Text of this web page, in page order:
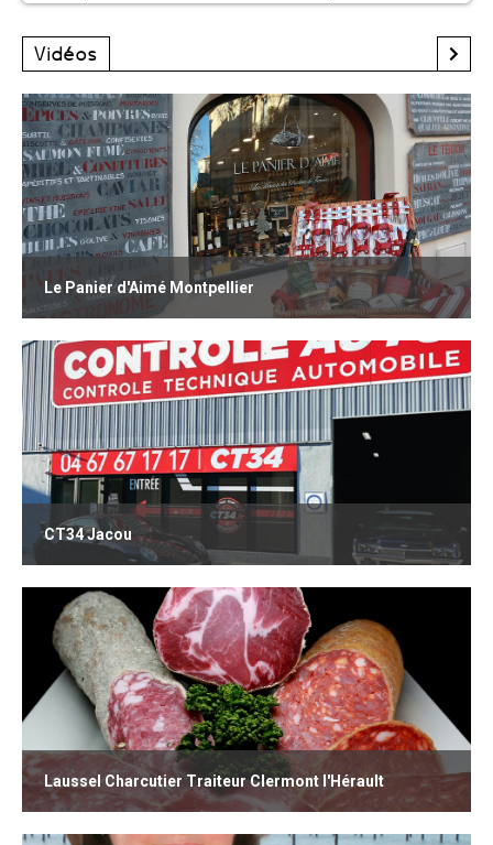
Vidéos
Le Panier d'Aimé Montpellier
CT34 Jacou
Laussel Charcutier Traiteur Clermont l'Hérault